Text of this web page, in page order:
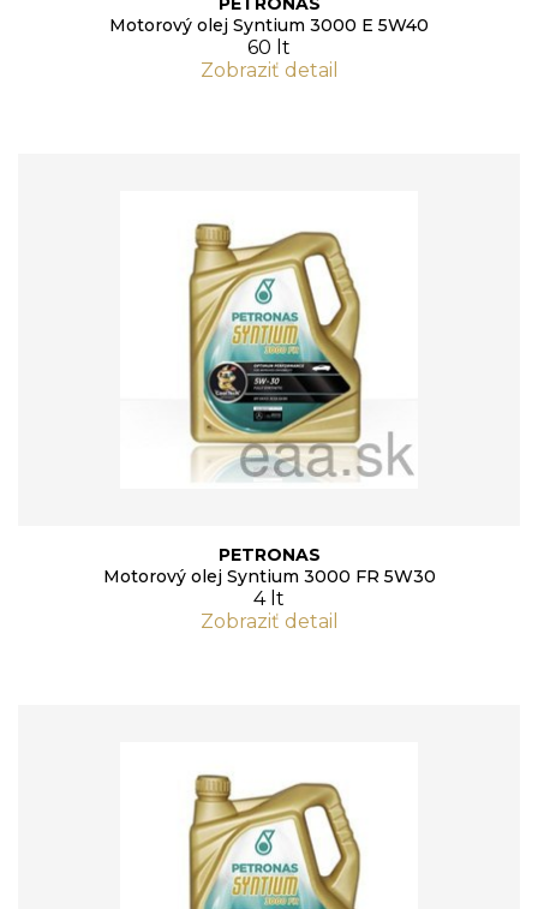
Motorový olej Syntium 3000 E 5W40
60 lt
Zobraziť detail
PETRONAS
Motorový olej Syntium 3000 FR 5W30
4 lt
Zobraziť detail